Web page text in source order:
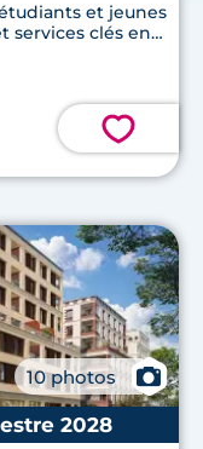
et jeunes
services clés en
💗
10 photos
📷
2028